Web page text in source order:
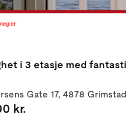
i 3 etasje med
Gate 17, 4878 Grimstad
kr.